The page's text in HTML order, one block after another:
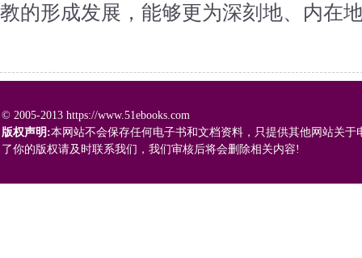
教的形成发展，能够更为深刻地、内在
© 2005-2013 https://www.51ebooks.com
版权声明:本网站不会保存任何电子书和文档资料，只提供其他网站关
了你的版权请及时联系我们，我们审核后将会删除相关内容!